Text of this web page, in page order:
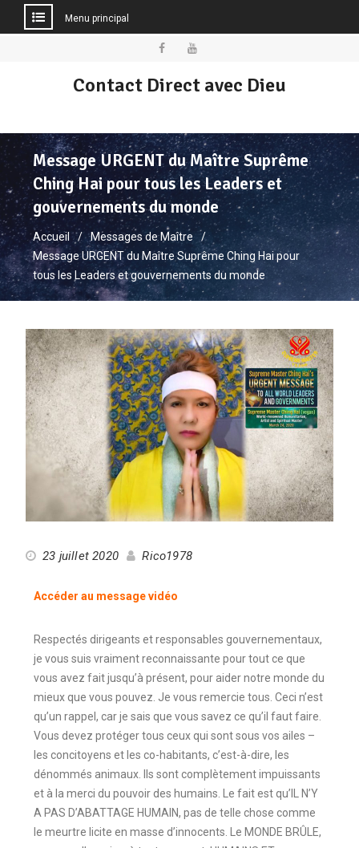
Menu principal
Contact Direct avec Dieu
Message URGENT du Maître Suprême
Ching Hai pour tous les Leaders et
gouvernements du monde
Accueil
Messages de Maître
Message URGENT du Maître Suprême Ching Hai pour
tous les Leaders et gouvernements du monde
23 juillet 2020 Rico1978
Accéder au message vidéo
Respectés dirigeants et responsables gouvernementaux,
je vous suis vraiment reconnaissante pour tout ce que
vous avez fait jusqu’à présent, pour aider notre monde du
mieux que vous pouvez. Je vous remercie tous. Ceci n’est
qu’un rappel, car je sais que vous savez ce qu’il faut faire.
Vous devez protéger tous ceux qui sont sous vos ailes –
les concitoyens et les co-habitants, c’est-à-dire, les
dénommés animaux. Ils sont complètement impuissants
et à la merci du pouvoir des humains. Le fait est qu’IL N’Y
A PAS D’ABATTAGE HUMAIN, pas de telle chose comme
le meurtre licite en masse d’innocents. Le MONDE BRÛLE,